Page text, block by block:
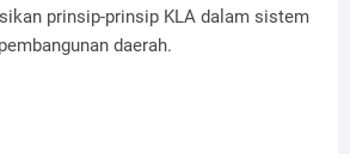
prinsip-prinsip KLA dalam sistem
daerah.